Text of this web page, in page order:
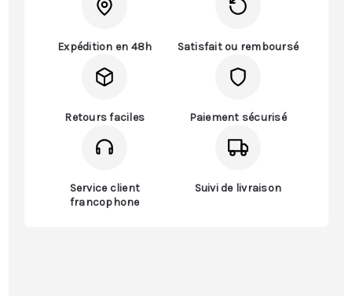
Expédition en 48h Satisfait ou remboursé
Retours faciles Paiement sécurisé
Service client
francophone
Suivi de livraison